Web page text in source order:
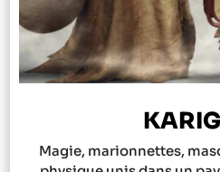
Magie, marionnettes,